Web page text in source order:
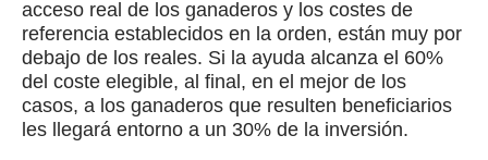
acceso real de los ganaderos y los costes de
referencia establecidos en la orden, están muy por
debajo de los reales. Si la ayuda alcanza el 60%
del coste elegible, al final, en el mejor de los
casos, a los ganaderos que resulten beneficiarios
les llegará entorno a un 30% de la inversión.